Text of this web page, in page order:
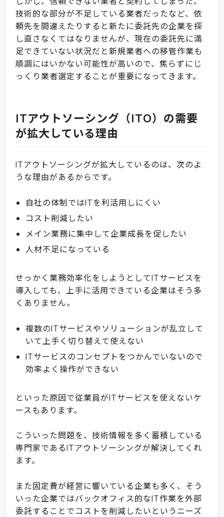
技術的な部分が不足している業者だったなど、依
頼先を間違えたりすると新たに委託先の企業を探
し直さなくてはなりませんが、現在の委託先に満
足できていない状況だと新規業者への移管作業も
順調にはいかない可能性が高いので、焦らずにじ
っくり業者選定することが重要になってきます。
ITアウトソーシング（ITO）の需要
が拡大している理由
ITアウトソーシングが拡大しているのは、次のよ
うな理由があるからです。
自社の体制ではITを利活用しにくい
コスト削減したい
メイン業務に集中して企業成長を促したい
人材不足になっている
せっかく業務効率化をしようとしてITサービスを
導入しても、上手に活用できている企業はそう多
くありません。
複数のITサービスやソリューションが乱立して
いて上手く切り替えて使えない
ITサービスのコンセプトをつかんでいないので
効率よく操作ができない
といった原因で従業員がITサービスを使えないケ
ースもあります。
こういった問題を、技術情報を多く蓄積している
専門家であるITアウトソーシングが解決してくれ
ます。
また固定費が経営に響いている企業も多く、そう
いった企業ではバックオフィス的なIT作業を外部
委託することでコストを削減したいというニーズ